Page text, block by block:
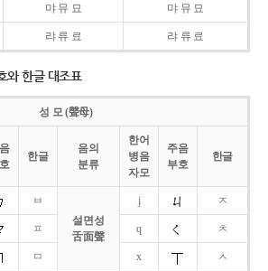
먀 뮤 묘 먀 뮤 묘
랴 류 료 랴 류 료
와 한글 대조표
성 모 (聲母)
한글
음의
분류
한어
병음
자모
주음
부호
한글
ㅂ
설면성
舌面聲
j ㅈ
ㅍ q ㅊ
ㅁ x ㅅ